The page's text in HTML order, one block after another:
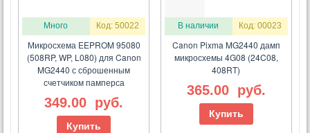
Много Код: 50022
Микросхема EEPROM 95080
(508RP, WP, L080) для Canon
MG2440 с сброшенным
счетчиком памперса
349.00 руб.
Купить
В наличии Код: 00023
Canon Pixma MG2440 дамп
микросхемы 4G08 (24C08,
408RT)
365.00 руб.
Купить